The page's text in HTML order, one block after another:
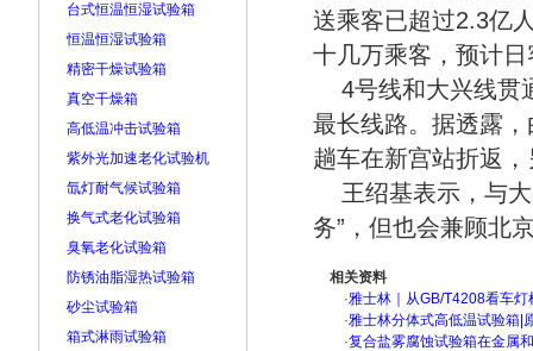
台式恒温恒湿试验箱
恒温恒湿试验箱
精密干燥试验箱
真空干燥箱
高低温冲击试验箱
紫外光加速老化试验机
氙灯耐气候试验箱
换气式老化试验箱
臭氧老化试验箱
防锈油脂湿热试验箱
砂尘试验箱
箱式淋雨试验箱
送乘客已超过2.3亿
十几万乘客，预计
4号线和大兴线贯
最长线路。据透露
趟车在新宫站折返
王绍基表示，与
务”，但也会兼顾北
相关资料
·雅士林｜从GB/T4208看车
·雅士林分体式高低温试验箱|
·复合盐雾腐蚀试验箱在金属